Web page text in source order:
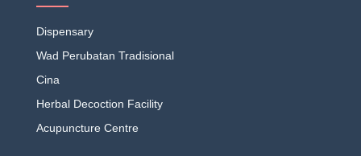
Dispensary
Wad Perubatan Tradisional
Cina
Herbal Decoction Facility
Acupuncture Centre